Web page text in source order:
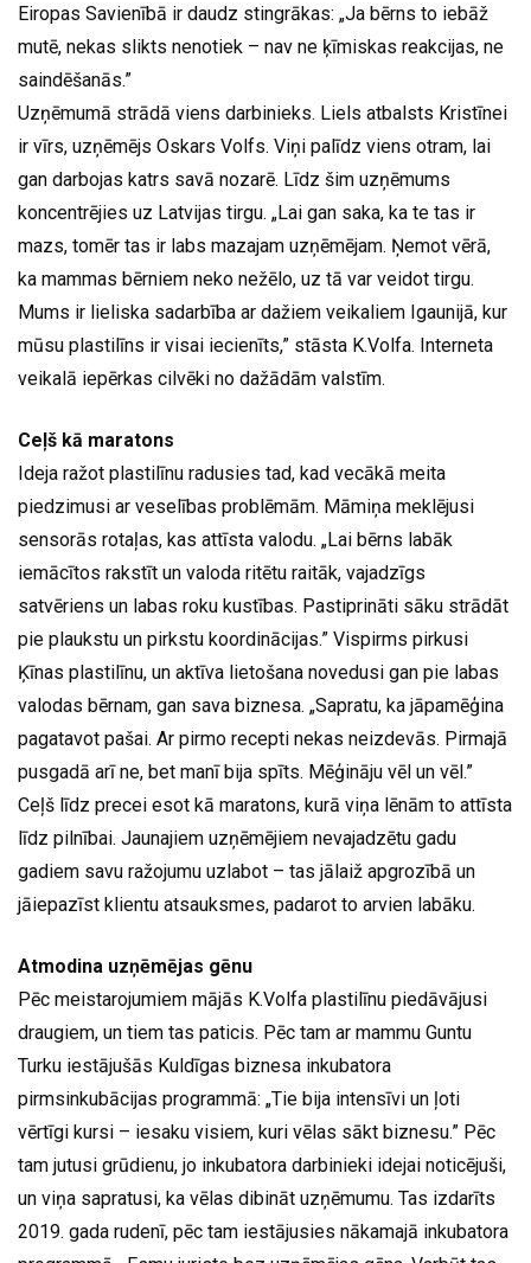
Eiropas Savienībā ir daudz stingrākas: „Ja bērns to iebāž
mutē, nekas slikts nenotiek – nav ne ķīmiskas reakcijas, ne
saindēšanās.”
Uzņēmumā strādā viens darbinieks. Liels atbalsts Kristīnei
ir vīrs, uzņēmējs Oskars Volfs. Viņi palīdz viens otram, lai
gan darbojas katrs savā nozarē. Līdz šim uzņēmums
koncentrējies uz Latvijas tirgu. „Lai gan saka, ka te tas ir
mazs, tomēr tas ir labs mazajam uzņēmējam. Ņemot vērā,
ka mammas bērniem neko nežēlo, uz tā var veidot tirgu.
Mums ir lieliska sadarbība ar dažiem veikaliem Igaunijā, kur
mūsu plastilīns ir visai iecienīts,” stāsta K.Volfa. Interneta
veikalā iepērkas cilvēki no dažādām valstīm.
Ceļš kā maratons
Ideja ražot plastilīnu radusies tad, kad vecākā meita
piedzimusi ar veselības problēmām. Māmiņa meklējusi
sensorās rotaļas, kas attīsta valodu. „Lai bērns labāk
iemācītos rakstīt un valoda ritētu raitāk, vajadzīgs
satvēriens un labas roku kustības. Pastiprināti sāku strādāt
pie plaukstu un pirkstu koordinācijas.” Vispirms pirkusi
Ķīnas plastilīnu, un aktīva lietošana novedusi gan pie labas
valodas bērnam, gan sava biznesa. „Sapratu, ka jāpamēģina
pagatavot pašai. Ar pirmo recepti nekas neizdevās. Pirmajā
pusgadā arī ne, bet manī bija spīts. Mēģināju vēl un vēl.”
Ceļš līdz precei esot kā maratons, kurā viņa lēnām to attīsta
līdz pilnībai. Jaunajiem uzņēmējiem nevajadzētu gadu
gadiem savu ražojumu uzlabot – tas jālaiž apgrozībā un
jāiepazīst klientu atsauksmes, padarot to arvien labāku.
Atmodina uzņēmējas gēnu
Pēc meistarojumiem mājās K.Volfa plastilīnu piedāvājusi
draugiem, un tiem tas paticis. Pēc tam ar mammu Guntu
Turku iestājušās Kuldīgas biznesa inkubatora
pirmsinkubācijas programmā: „Tie bija intensīvi un ļoti
vērtīgi kursi – iesaku visiem, kuri vēlas sākt biznesu.” Pēc
tam jutusi grūdienu, jo inkubatora darbinieki idejai noticējuši,
un viņa sapratusi, ka vēlas dibināt uzņēmumu. Tas izdarīts
2019. gada rudenī, pēc tam iestājusies nākamajā inkubatora